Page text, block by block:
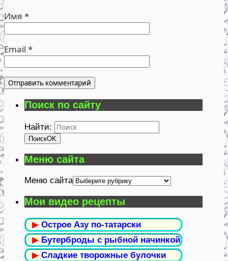
Имя *
Email *
Поиск по сайту
Найти:
ПоискOK
Меню сайта
Меню сайта
Мои видео рецепты
▶ Острое Азу по-татарски
▶ Бутерброды с рыбной начинкой
▶ Сладкие творожные булочки